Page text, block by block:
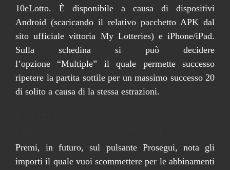
10eLotto. È disponibile a causa di dispositivi
Android (scaricando il relativo pacchetto APK dal
sito ufficiale vittoria My Lotteries) e iPhone/iPad.
Sulla schedina si può decidere
l’opzione “Multiple” il quale permette successo
ripetere la partita sottile per un massimo successo 20
di solito a causa di la stessa estrazioni.
Premi, in futuro, sul pulsante Prosegui, nota gli
importi il quale vuoi scommettere per le abbinamenti